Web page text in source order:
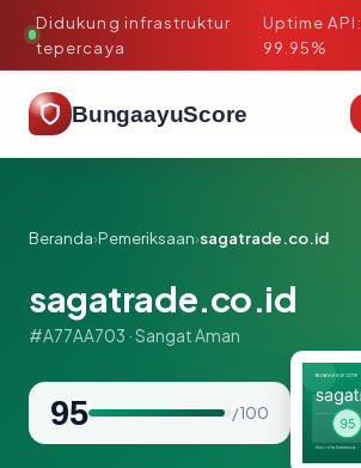
Didukung infrastruktur
tepercaya
·
Uptime API:
99.95%
BungaayuScore
Beranda›Pemeriksaan›sagatrade.co.id
sagatrade.co.id
#A77AA703 · Sangat Aman
95 / 100